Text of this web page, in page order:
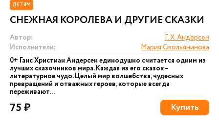
ДЕТЯМ
СНЕЖНАЯ КОРОЛЕВА И ДРУГИЕ СКАЗКИ
Автор:
Г. Х. Андерсен
Исполнители:
Мария Смольянинова
0+ Ганс Христиан Андерсен единодушно считается одним из
лучших сказочников мира. Каждая из его сказок –
литературное чудо. Целый мир волшебства, чудесных
превращений и отважных героев, которые всегда
переживают...
75 ₽ Купить